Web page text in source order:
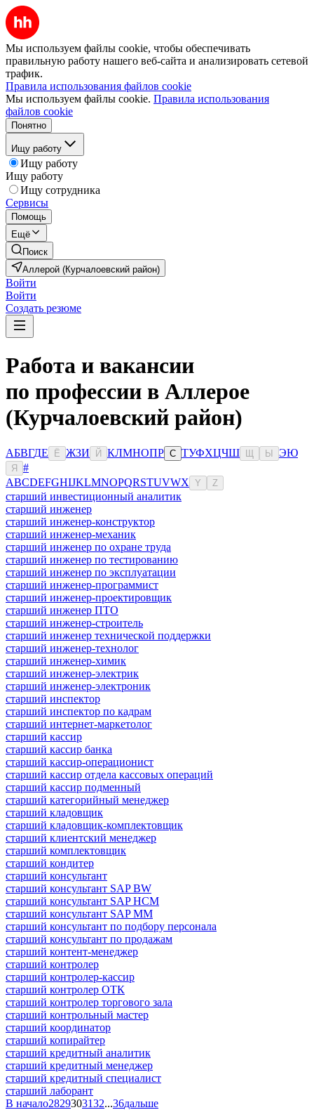
Мы используем файлы cookie, чтобы обеспечивать
правильную работу нашего веб-сайта и анализировать сетевой
трафик.
Правила использования файлов cookie
Мы используем файлы cookie. Правила использования
файлов cookie
Понятно
Ищу работу
Ищу работу
Ищу работу
Ищу сотрудника
Сервисы
Помощь
Ещё
Поиск
Аллерой (Курчалоевский район)
Войти
Войти
Создать резюме
Работа и вакансии
по профессии в Аллерое
(Курчалоевский район)
АБВГДЕ Ё ЖЗИ Й КЛМНОПР С ТУФХЦЧШ Ы ЭЮ
Я
#
ABCDEFGHIJKLMNOPQRSTUVWX Y Z
старший инвестиционный аналитик
старший инженер
старший инженер-конструктор
старший инженер-механик
старший инженер по охране труда
старший инженер по тестированию
старший инженер по эксплуатации
старший инженер-программист
старший инженер-проектировщик
старший инженер ПТО
старший инженер-строитель
старший инженер технической поддержки
старший инженер-технолог
старший инженер-химик
старший инженер-электрик
старший инженер-электроник
старший инспектор
старший инспектор по кадрам
старший интернет-маркетолог
старший кассир
старший кассир банка
старший кассир-операционист
старший кассир отдела кассовых операций
старший кассир подменный
старший категорийный менеджер
старший кладовщик
старший кладовщик-комплектовщик
старший клиентский менеджер
старший комплектовщик
старший кондитер
старший консультант
старший консультант SAP BW
старший консультант SAP HCM
старший консультант SAP MM
старший консультант по подбору персонала
старший консультант по продажам
старший контент-менеджер
старший контролер
старший контролер-кассир
старший контролер ОТК
старший контролер торгового зала
старший контрольный мастер
старший координатор
старший копирайтер
старший кредитный аналитик
старший кредитный менеджер
старший кредитный специалист
старший лаборант
В начало2829303132...36дальше